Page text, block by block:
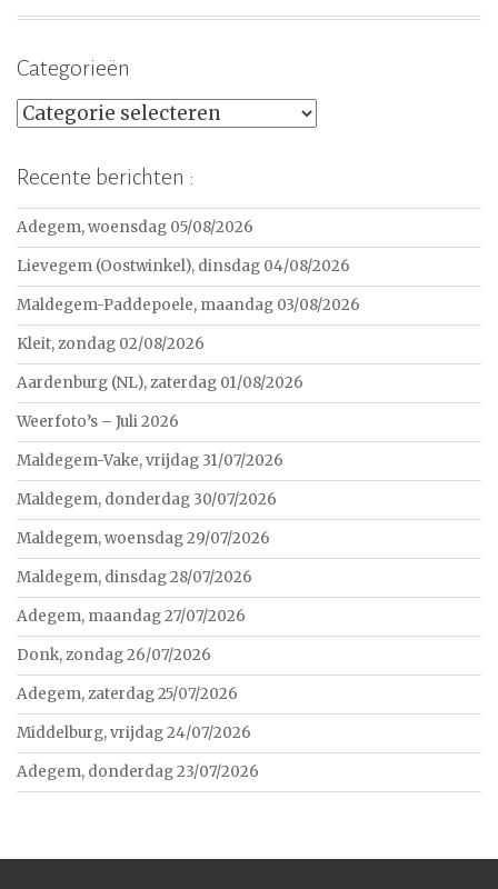
Categorieën
Categorieën
Recente berichten :
Adegem, woensdag 05/08/2026
Lievegem (Oostwinkel), dinsdag 04/08/2026
Maldegem-Paddepoele, maandag 03/08/2026
Kleit, zondag 02/08/2026
Aardenburg (NL), zaterdag 01/08/2026
Weerfoto’s – Juli 2026
Maldegem-Vake, vrijdag 31/07/2026
Maldegem, donderdag 30/07/2026
Maldegem, woensdag 29/07/2026
Maldegem, dinsdag 28/07/2026
Adegem, maandag 27/07/2026
Donk, zondag 26/07/2026
Adegem, zaterdag 25/07/2026
Middelburg, vrijdag 24/07/2026
Adegem, donderdag 23/07/2026